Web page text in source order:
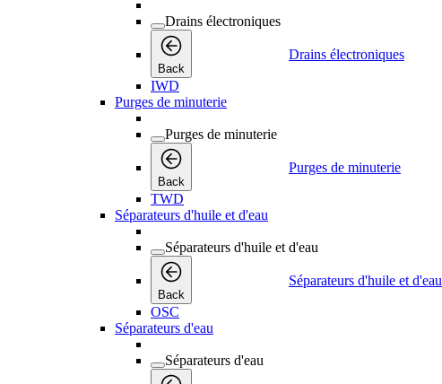
Drains électroniques
Back
Drains électroniques
IWD
Purges de minuterie
Purges de minuterie
Back
Purges de minuterie
TWD
Séparateurs d'huile et d'eau
Séparateurs d'huile et d'eau
Back
Séparateurs d'huile et d'eau
OSC
Séparateurs d'eau
Séparateurs d'eau